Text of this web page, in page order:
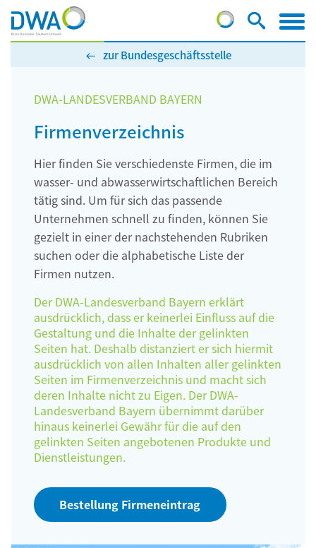
zur Bundesgeschäftsstelle
DWA-LANDESVERBAND BAYERN
Firmenverzeichnis
Hier finden Sie verschiedenste Firmen, die im
wasser- und abwasserwirtschaftlichen Bereich
tätig sind. Um für sich das passende
Unternehmen schnell zu finden, können Sie
gezielt in einer der nachstehenden Rubriken
suchen oder die alphabetische Liste der
Firmen nutzen.
Der DWA-Landesverband Bayern erklärt
ausdrücklich, dass er keinerlei Einfluss auf die
Gestaltung und die Inhalte der gelinkten
Seiten hat. Deshalb distanziert er sich hiermit
ausdrücklich von allen Inhalten aller gelinkten
Seiten im Firmenverzeichnis und macht sich
deren Inhalte nicht zu Eigen. Der DWA-
Landesverband Bayern übernimmt darüber
hinaus keinerlei Gewähr für die auf den
gelinkten Seiten angebotenen Produkte und
Dienstleistungen.
Bestellung Firmeneintrag